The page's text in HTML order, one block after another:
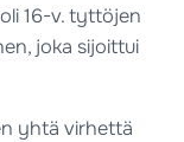
16-v. tyttöjen
joka sijoittui
yhtä virhettä